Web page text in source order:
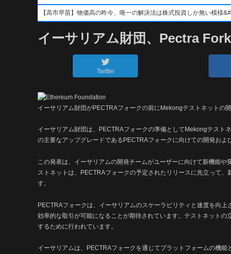
【高市早苗】物価高の昨今、唯一の解決法は株式投資しか無い模様
イーサリアム財団、Pectra
Twitter
イーサリアム財団がPECTRAフォークの前にMekongテストネットの
イーサリアム財団は、PECTRAフォークの準備としてMekongテスト
の主要なアップグレードであるPECTRAフォークに向けての開発およ
この発表は、イーサリアムの開発チームがユーザーに向けて新機能
ストネットは、PECTRAフォークの予定されたリリースに先立って
す。
PECTRAフォークは、イーサリアムのスケーラビリティと速度を向
効率的な取引が可能になることが期待されています。テストネット
するために行われています。
イーサリアムは、PECTRAフォークを通じてプラットフォームの機